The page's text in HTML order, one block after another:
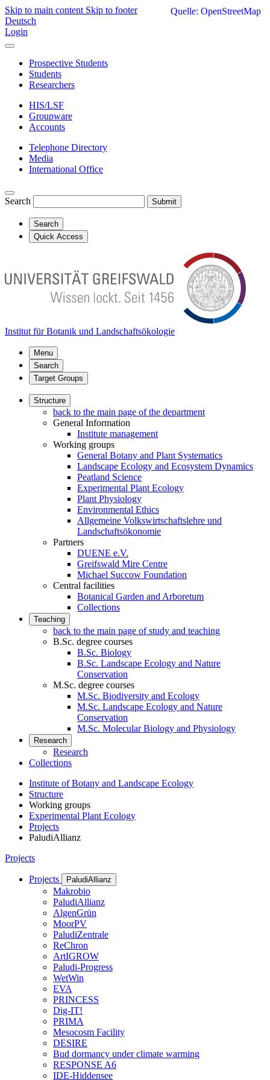
Skip to main content Skip to footer
Deutsch
Login
Prospective Students
Students
Researchers
HIS/LSF
Groupware
Accounts
Telephone Directory
Media
International Office
Search Submit
Search
Quick Access
Institut für Botanik und Landschaftsökologie
Menu
Search
Target Groups
Structure
back to the main page of the department
General Information
Institute management
Working groups
General Botany and Plant Systematics
Landscape Ecology and Ecosystem Dynamics
Peatland Science
Experimental Plant Ecology
Plant Physiology
Environmental Ethics
Allgemeine Volkswirtschaftslehre und
Landschaftsökonomie
Partners
DUENE e.V.
Greifswald Mire Centre
Michael Succow Foundation
Central facilities
Botanical Garden and Arboretum
Collections
Teaching
back to the main page of study and teaching
B.Sc. degree courses
B.Sc. Biology
B.Sc. Landscape Ecology and Nature
Conservation
M.Sc. degree courses
M.Sc. Biodiversity and Ecology
M.Sc. Landscape Ecology and Nature
Conservation
M.Sc. Molecular Biology and Physiology
Research
Research
Collections
Institute of Botany and Landscape Ecology
Structure
Working groups
Experimental Plant Ecology
Projects
PaludiAllianz
Projects
Projects PaludiAllianz
Makrobio
PaludiAllianz
AlgenGrün
MoorPV
PaludiZentrale
ReChron
ArtIGROW
Paludi-Progress
WetWin
EVA
PRINCESS
Dig-IT!
PRIMA
Mesocosm Facility
DESIRE
Bud dormancy under climate warming
RESPONSE A6
IDE-Hiddensee
Quelle: OpenStreetMap